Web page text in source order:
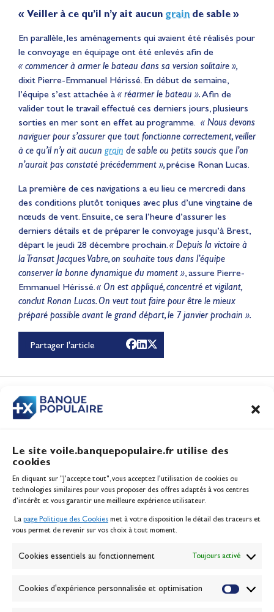
Le site voile.banquepopulaire.fr utilise des
cookies
En cliquant sur "J'accepte tout", vous acceptez l’utilisation de cookies ou
technologies similaires pour vous proposer des offres adaptés à vos centres
d’intérêt et vous garantir une meilleure expérience utilisateur.
La page Politique des Cookies met à votre disposition le détail des traceurs et
vous permet de revenir sur vos choix à tout moment.
Cookies essentiels au fonctionnement Toujours activé
Cookies d'expérience personnalisée et optimisation
« Veiller à ce qu’il n’y ait aucun grain de sable »
En parallèle, les aménagements qui avaient été réalisés pour
le convoyage en équipage ont été enlevés afin de
« commencer à armer le bateau dans sa version solitaire »,
dixit Pierre-Emmanuel Hérissé. En début de semaine,
l’équipe s’est attachée à « réarmer le bateau ».Afin de
valider tout le travail effectué ces derniers jours, plusieurs
sorties en mer sont en effet au programme. « Nous devons
naviguer pour s’assurer que tout fonctionne correctement, veiller
à ce qu’il n’y ait aucun grain de sable ou petits soucis que l’on
n’aurait pas constaté précédemment »,précise Ronan Lucas.
La première de ces navigations a eu lieu ce mercredi dans
des conditions plutôt toniques avec plus d’une vingtaine de
nœuds de vent. Ensuite, ce sera l’heure d’assurer les
derniers détails et de préparer le convoyage jusqu’à Brest,
départ le jeudi 28 décembre prochain.« Depuis la victoire à
la Transat Jacques Vabre, on souhaite tous dans l’équipe
conserver la bonne dynamique du moment », assure Pierre-
Emmanuel Hérissé.« On est appliqué, concentré et vigilant,
conclut Ronan Lucas. On veut tout faire pour être le mieux
préparé possible avant le grand départ, le 7 janvier prochain ».
Partager l'article
CONTENUS
Lauriane Nolot en or à
Long Beach, sur le plan
d'eau des Jeux
Olympiques 2028
Inscription serveur média
Contact
Politique des cookies
Banque de la voile
Passion Voile TV